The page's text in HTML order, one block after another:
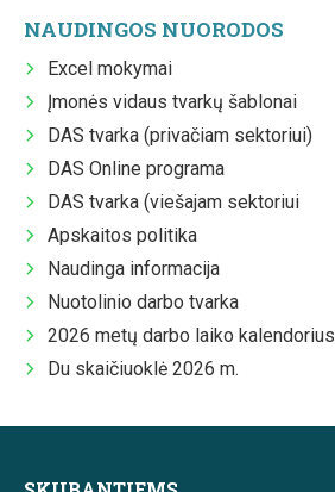
NAUDINGOS NUORODOS
Excel mokymai
Įmonės vidaus tvarkų šablonai
DAS tvarka (privačiam sektoriui)
DAS Online programa
DAS tvarka (viešajam sektoriui
Apskaitos politika
Naudinga informacija
Nuotolinio darbo tvarka
2026 metų darbo laiko kalendorius
Du skaičiuoklė 2026 m.